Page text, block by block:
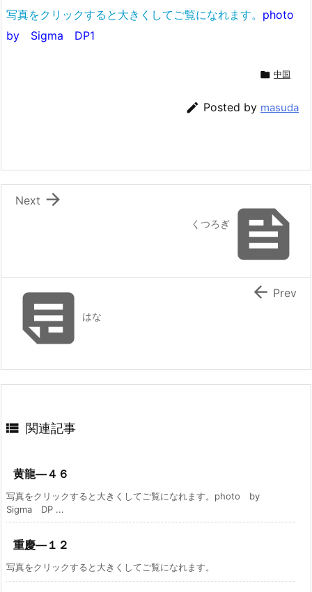
写真をクリックすると大きくしてご覧になれます。 photo
by Sigma DP1
 中国
 Posted by masuda

くつろぎ

Next
はな
 Prev
 関連記事
黄龍―４６
写真をクリックすると大きくしてご覧になれます。photo by
Sigma DP ...
重慶―１２
写真をクリックすると大きくしてご覧になれます。